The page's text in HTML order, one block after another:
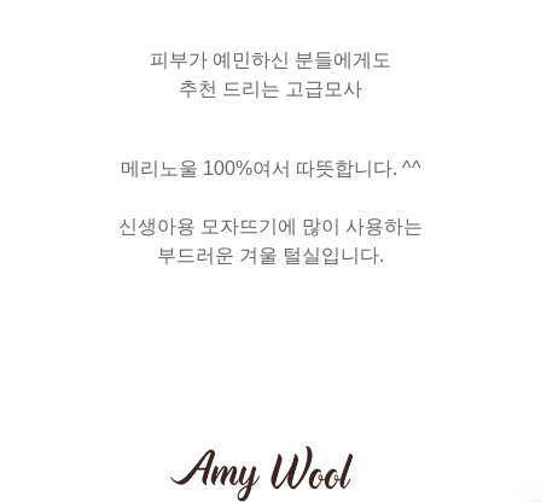
피부가 예민하신 분들에게도
추천 드리는 고급모사
메리노울 100%여서 따뜻합니다. ^^
신생아용 모자뜨기에 많이 사용하는
부드러운 겨울 털실입니다.